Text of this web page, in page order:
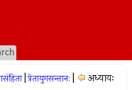
त्रेतायुगसन्तानः
अध्यायः